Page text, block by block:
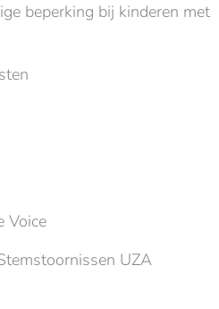
beperking bij kinderen met
Voice
UZA